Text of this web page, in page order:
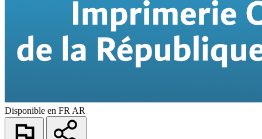
Disponible en FR AR